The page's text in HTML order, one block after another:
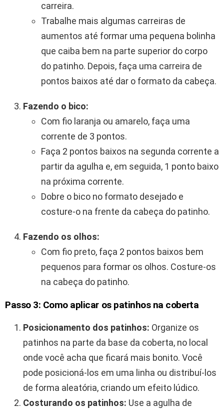
carreira.
Trabalhe mais algumas carreiras de
aumentos até formar uma pequena bolinha
que caiba bem na parte superior do corpo
do patinho. Depois, faça uma carreira de
pontos baixos até dar o formato da cabeça.
Fazendo o bico:
Com fio laranja ou amarelo, faça uma
corrente de 3 pontos.
Faça 2 pontos baixos na segunda corrente a
partir da agulha e, em seguida, 1 ponto baixo
na próxima corrente.
Dobre o bico no formato desejado e
costure-o na frente da cabeça do patinho.
Fazendo os olhos:
Com fio preto, faça 2 pontos baixos bem
pequenos para formar os olhos. Costure-os
na cabeça do patinho.
Passo 3: Como aplicar os patinhos na coberta
Posicionamento dos patinhos: Organize os
patinhos na parte da base da coberta, no local
onde você acha que ficará mais bonito. Você
pode posicioná-los em uma linha ou distribuí-los
de forma aleatória, criando um efeito lúdico.
Costurando os patinhos: Use a agulha de